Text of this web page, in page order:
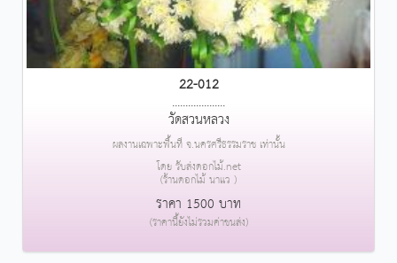
22-012
....................
วัดสวนหลวง
ผลงานเฉพาะพื้นที่ จ.นครศรีธรรมราช เท่านั้น
โดย รับส่งดอกไม้.net
(ร้านดอกไม้ นาแว )
ราคา 1500 บาท
(ราคานี้ยังไม่รวมค่าขนส่ง)